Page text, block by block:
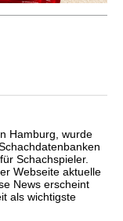
Hamburg, wurde
Schachspieler.
Webseite aktuelle
News erscheint
als wichtigste